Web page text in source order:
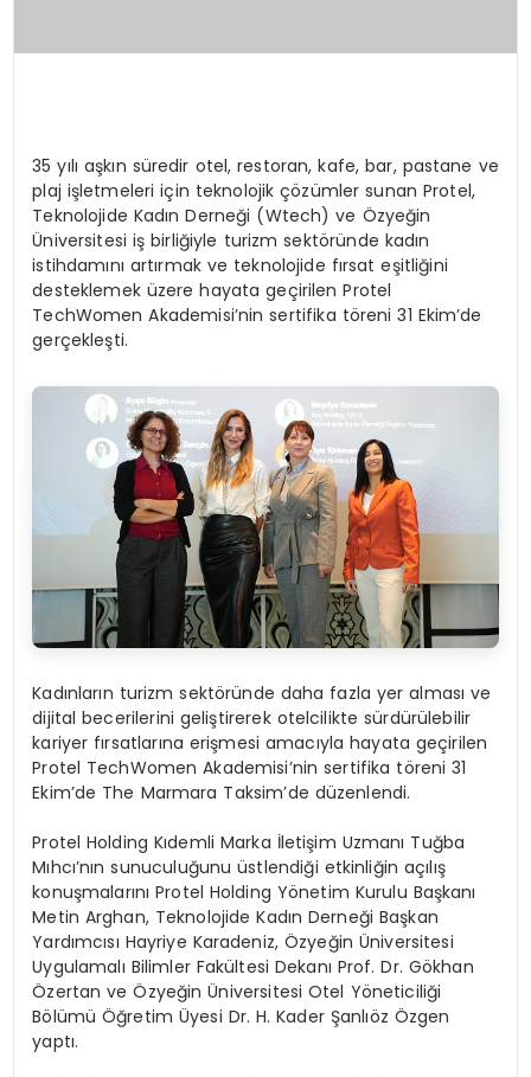
35 yılı aşkın süredir otel, restoran, kafe, bar, pastane ve
plaj işletmeleri için teknolojik çözümler sunan Protel,
Teknolojide Kadın Derneği (Wtech) ve Özyeğin
Üniversitesi iş birliğiyle turizm sektöründe kadın
istihdamını artırmak ve teknolojide fırsat eşitliğini
desteklemek üzere hayata geçirilen Protel
TechWomen Akademisi’nin sertifika töreni 31 Ekim’de
gerçekleşti.
Kadınların turizm sektöründe daha fazla yer alması ve
dijital becerilerini geliştirerek otelcilikte sürdürülebilir
kariyer fırsatlarına erişmesi amacıyla hayata geçirilen
Protel TechWomen Akademisi’nin sertifika töreni 31
Ekim’de The Marmara Taksim’de düzenlendi.
Protel Holding Kıdemli Marka İletişim Uzmanı Tuğba
Mıhcı’nın sunuculuğunu üstlendiği etkinliğin açılış
konuşmalarını Protel Holding Yönetim Kurulu Başkanı
Metin Arghan, Teknolojide Kadın Derneği Başkan
Yardımcısı Hayriye Karadeniz, Özyeğin Üniversitesi
Uygulamalı Bilimler Fakültesi Dekanı Prof. Dr. Gökhan
Özertan ve Özyeğin Üniversitesi Otel Yöneticiliği
Bölümü Öğretim Üyesi Dr. H. Kader Şanlıöz Özgen
yaptı.